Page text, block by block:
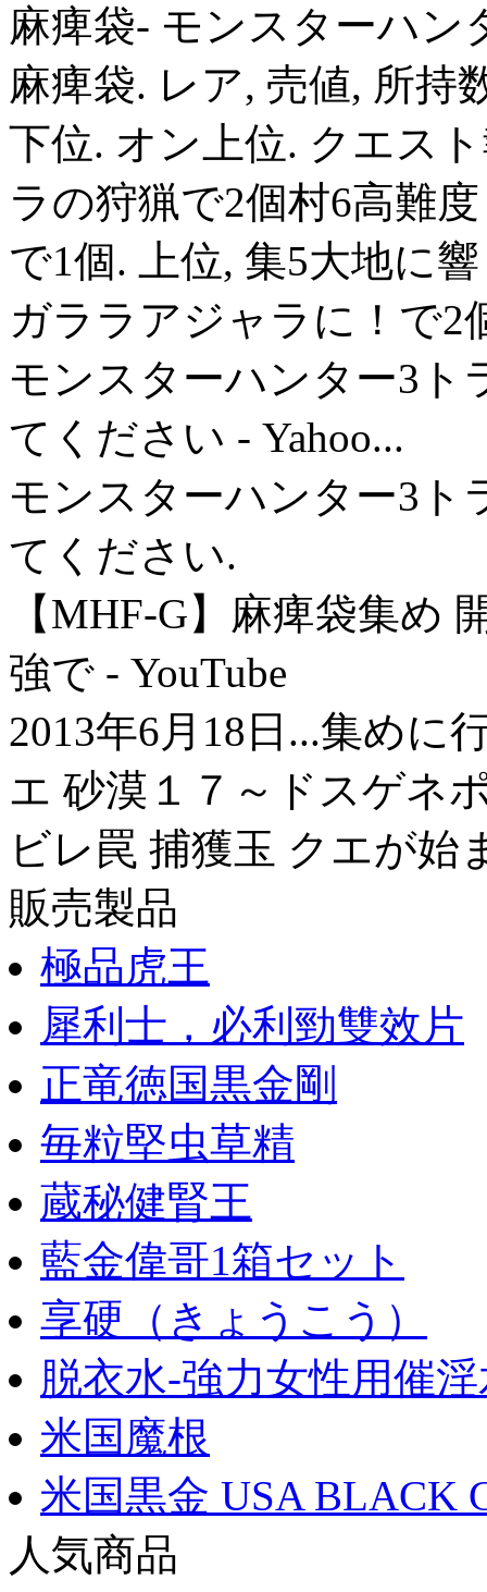
麻痺袋- モンスターハン
麻痺袋. レア, 売値, 所持
下位. オン上位. クエス
ラの狩猟で2個村6高難
で1個. 上位, 集5大地に
ガララアジャラに！で2
モンスターハンター3ト
てください - Yahoo...
モンスターハンター3ト
てください.
【MHF-G】麻痺袋集め
強で - YouTube
2013年6月18日...集めに
エ 砂漠１７～ドスゲネ
ビレ罠 捕獲玉 クエが始
販売製品
極品虎王
犀利士，必利勁雙效片
正竜徳国黒金剛
毎粒堅虫草精
蔵秘健腎王
藍金偉哥1箱セット
享硬（きょうこう）
脱衣水-強力女性用催
米国魔根
米国黒金 USA BLACK
人気商品